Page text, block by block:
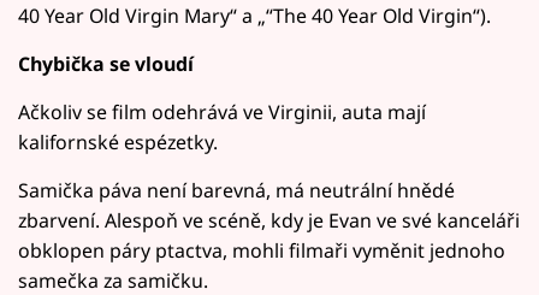
40 Year Old Virgin Mary“ a „“The 40 Year Old Virgin“).
Chybička se vloudí
Ačkoliv se film odehrává ve Virginii, auta mají
kalifornské espézetky.
Samička páva není barevná, má neutrální hnědé
zbarvení. Alespoň ve scéně, kdy je Evan ve své kanceláři
obklopen páry ptactva, mohli filmaři vyměnit jednoho
samečka za samičku.